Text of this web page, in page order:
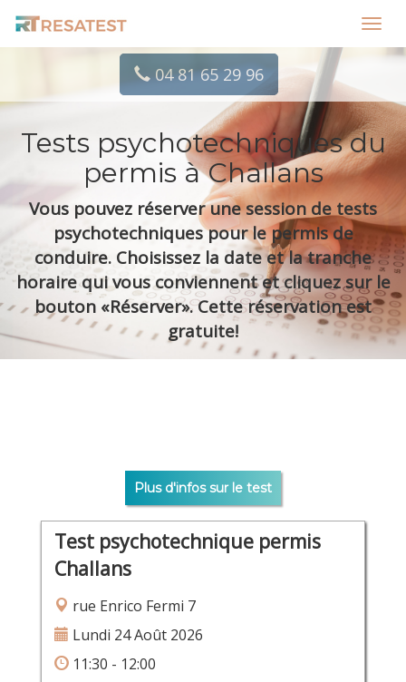
04 81 65 29 96
Tests psychotechniques du
permis à Challans
Vous pouvez réserver une session de tests
psychotechniques pour le permis de
conduire. Choisissez la date et la tranche
horaire qui vous conviennent et cliquez sur le
bouton «Réserver». Cette réservation est
gratuite!
Plus d'infos sur le test
Test psychotechnique permis
Challans
rue Enrico Fermi 7
Lundi 24 Août 2026
11:30 - 12:00